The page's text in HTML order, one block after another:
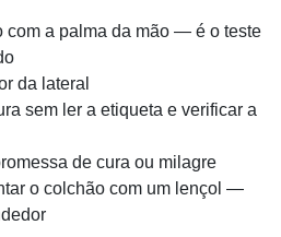
com a palma da mão — é o teste
da lateral
sem ler a etiqueta e verificar a
de cura ou milagre
o colchão com um lençol —